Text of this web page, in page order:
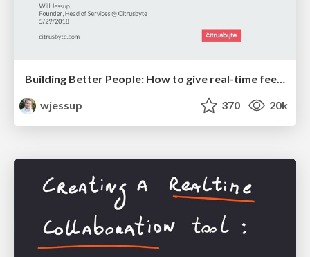
Building Better People: How to give real-time feedback that sticks.
wjessup
370 20k